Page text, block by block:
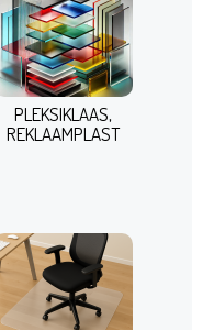
PLEKSIKLAAS,
REKLAAMPLAST